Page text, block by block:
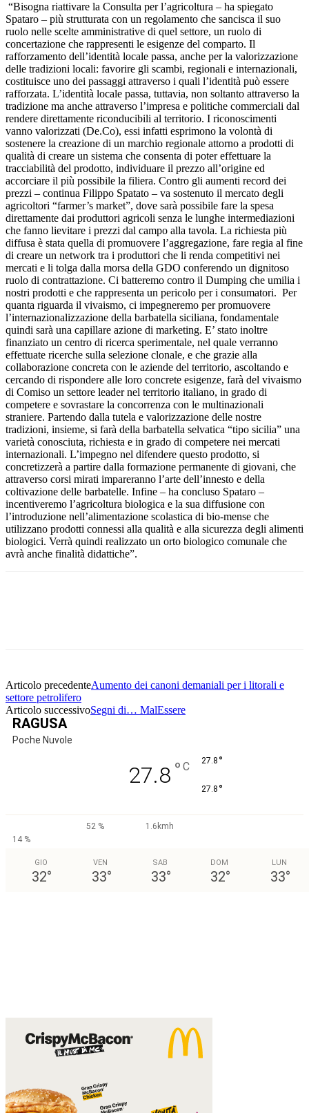
“Bisogna riattivare la Consulta per l’agricoltura – ha spiegato
Spataro – più strutturata con un regolamento che sancisca il suo
ruolo nelle scelte amministrative di quel settore, un ruolo di
concertazione che rappresenti le esigenze del comparto. Il
rafforzamento dell’identità locale passa, anche per la valorizzazione
delle tradizioni locali: favorire gli scambi, regionali e internazionali,
costituisce uno dei passaggi attraverso i quali l’identità può essere
rafforzata. L’identità locale passa, tuttavia, non soltanto attraverso la
tradizione ma anche attraverso l’impresa e politiche commerciali dal
rendere direttamente riconducibili al territorio. I riconoscimenti
vanno valorizzati (De.Co), essi infatti esprimono la volontà di
sostenere la creazione di un marchio regionale attorno a prodotti di
qualità di creare un sistema che consenta di poter effettuare la
tracciabilità del prodotto, individuare il prezzo all’origine ed
accorciare il più possibile la filiera. Contro gli aumenti record dei
prezzi – continua Filippo Spatato – va sostenuto il mercato degli
agricoltori “farmer’s market”, dove sarà possibile fare la spesa
direttamente dai produttori agricoli senza le lunghe intermediazioni
che fanno lievitare i prezzi dal campo alla tavola. La richiesta più
diffusa è stata quella di promuovere l’aggregazione, fare regia al fine
di creare un network tra i produttori che li renda competitivi nei
mercati e li tolga dalla morsa della GDO conferendo un dignitoso
ruolo di contrattazione. Ci batteremo contro il Dumping che umilia i
nostri prodotti e che rappresenta un pericolo per i consumatori. Per
quanta riguarda il vivaismo, ci impegneremo per promuovere
l’internazionalizzazione della barbatella siciliana, fondamentale
quindi sarà una capillare azione di marketing. E’ stato inoltre
finanziato un centro di ricerca sperimentale, nel quale verranno
effettuate ricerche sulla selezione clonale, e che grazie alla
collaborazione concreta con le aziende del territorio, ascoltando e
cercando di rispondere alle loro concrete esigenze, farà del vivaismo
di Comiso un settore leader nel territorio italiano, in grado di
competere e sovrastare la concorrenza con le multinazionali
straniere. Partendo dalla tutela e valorizzazione delle nostre
tradizioni, insieme, si farà della barbatella selvatica “tipo sicilia” una
varietà conosciuta, richiesta e in grado di competere nei mercati
internazionali. L’impegno nel difendere questo prodotto, si
concretizzerà a partire dalla formazione permanente di giovani, che
attraverso corsi mirati impareranno l’arte dell’innesto e della
coltivazione delle barbatelle. Infine – ha concluso Spataro –
incentiveremo l’agricoltura biologica e la sua diffusione con
l’introduzione nell’alimentazione scolastica di bio-mense che
utilizzano prodotti connessi alla qualità e alla sicurezza degli alimenti
biologici. Verrà quindi realizzato un orto biologico comunale che
avrà anche finalità didattiche”.
Articolo precedenteAumento dei canoni demaniali per i litorali e
settore petrolifero
Articolo successivoSegni di… MalEssere
RAGUSA
Poche Nuvole
27.8 ° C 27.8 °
27.8 °
52 %
1.6kmh
14 %
GIO
32°
VEN
33°
SAB
33°
DOM
32°
LUN
33°